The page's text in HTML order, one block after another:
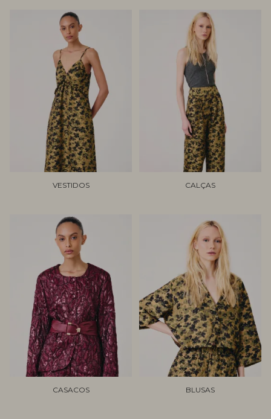
VESTIDOS CALÇAS
CASACOS BLUSAS